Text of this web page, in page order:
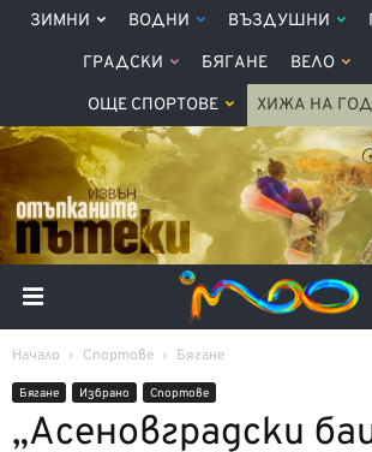
ЗИМНИ ВОДНИ ВЪЗДУШНИ
ГРАДСКИ БЯГАНЕ ВЕЛО
ОЩЕ СПОРТОВЕ ХИЖА НА
Начало Спортове Бягане
Бягане Избрано Спортове
„Асеновградски